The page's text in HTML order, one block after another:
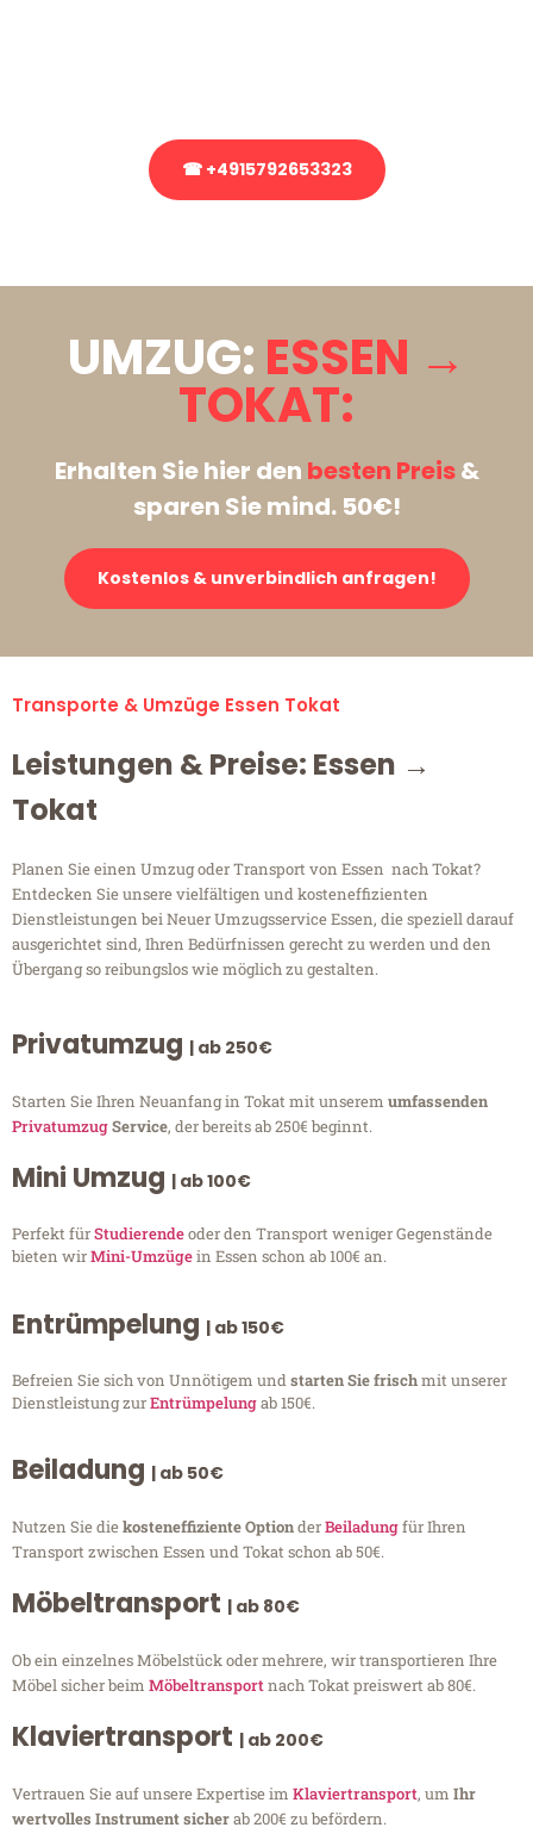
☎ +4915792653323
UMZUG: ESSEN →
TOKAT:
Erhalten Sie hier den besten Preis&
sparen Sie mind. 50€!
Kostenlos & unverbindlich anfragen!
Transporte & Umzüge Essen Tokat
Leistungen & Preise: Essen →
Tokat
Planen Sie einen Umzug oder Transport von Essen nach Tokat?
Entdecken Sie unsere vielfältigen und kosteneffizienten
Dienstleistungen bei Neuer Umzugsservice Essen, die speziell darauf
ausgerichtet sind, Ihren Bedürfnissen gerecht zu werden und den
Übergang so reibungslos wie möglich zu gestalten.
Privatumzug | ab 250€
Starten Sie Ihren Neuanfang in Tokat mit unserem umfassenden
PrivatumzugService, der bereits ab 250€ beginnt.
Mini Umzug | ab 100€
Perfekt fürStudierendeoder den Transport weniger Gegenstände
bieten wirMini-Umzügein Essen schon ab 100€ an.
Entrümpelung | ab 150€
Befreien Sie sich von Unnötigem undstarten Sie frischmit unserer
Dienstleistung zurEntrümpelungab 150€.
Beiladung | ab 50€
Nutzen Sie diekosteneffiziente OptionderBeiladungfür Ihren
Transport zwischen Essen und Tokat schon ab 50€.
Möbeltransport | ab 80€
Ob ein einzelnes Möbelstück oder mehrere, wir transportieren Ihre
Möbel sicher beim Möbeltransportnach Tokat preiswert ab 80€.
Klaviertransport | ab 200€
Vertrauen Sie auf unsere Expertise im Klaviertransport, um Ihr
wertvolles Instrument sicherab 200€ zu befördern.